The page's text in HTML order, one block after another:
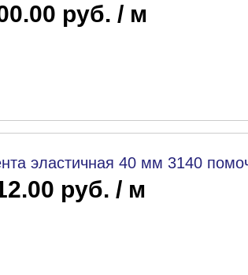
руб. / м
эластичная 40 мм 3140
руб. / м